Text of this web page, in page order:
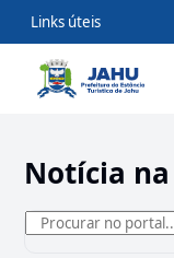
Links úteis
Notícia